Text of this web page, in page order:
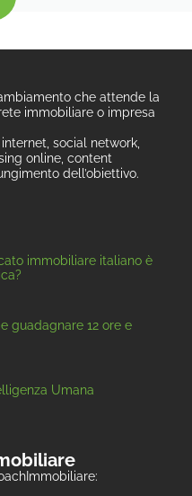
che attende la
immobiliare o impresa
social network,
online, content
dell’obiettivo.
immobiliare italiano è
guadagnare 12 ore e
Umana